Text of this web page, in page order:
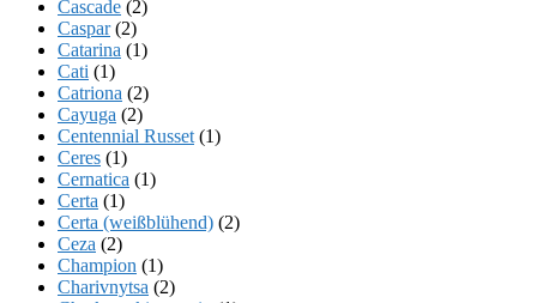
Cascade (2)
Caspar(2)
Catarina (1)
Cati (1)
Catriona (2)
Cayuga (2)
Centennial Russet (1)
Ceres (1)
Cernatica (1)
Certa (1)
Certa (weißblühend) (2)
Ceza (2)
Champion (1)
Charivnytsa (2)